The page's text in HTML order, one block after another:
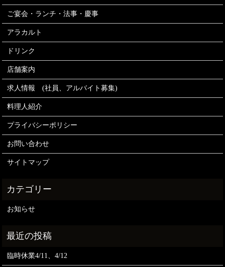
ご宴会・ランチ・法事・慶事
アラカルト
ドリンク
店舗案内
求人情報 (社員、アルバイト募集)
料理人紹介
プライバシーポリシー
お問い合わせ
サイトマップ
お知らせ
臨時休業4/11、4/12